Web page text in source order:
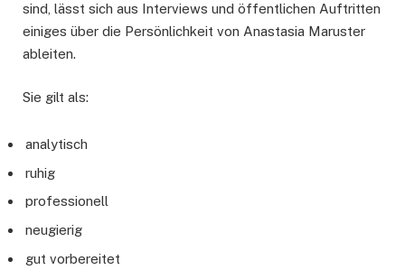
sind, lässt sich aus Interviews und öffentlichen Auftritten
einiges über die Persönlichkeit von Anastasia Maruster
ableiten.
Sie gilt als:
analytisch
ruhig
professionell
neugierig
gut vorbereitet